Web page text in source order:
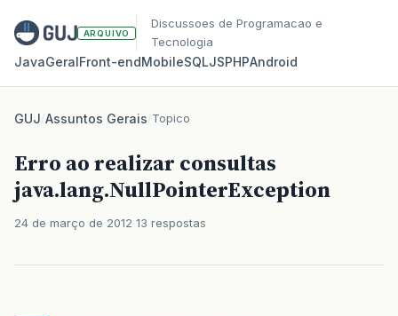
ARQUIVO
Discussoes de Programacao e
Tecnologia
JavaGeralFront‑endMobileSQLJSPHPAndroid
GUJ/Assuntos Gerais/Topico
Erro ao realizar consultas
java.lang.NullPointerException
24 de março de 2012 13 respostas